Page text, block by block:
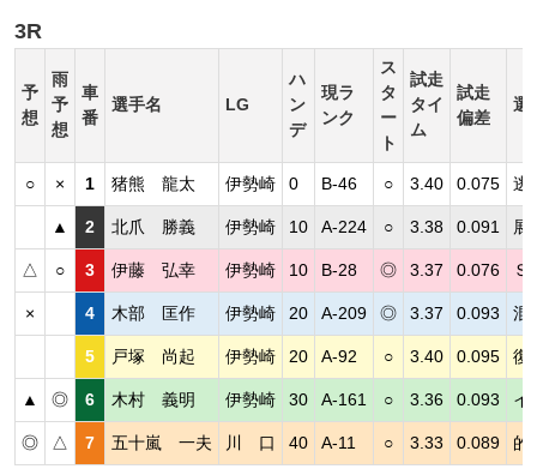
3R
予
想
雨
予
想
車
番
選手名 LG
ハ
ン
デ
現ラ
ンク
ス
タ
ー
ト
試走
タイ
ム
試走
偏差
選
○ × 1 猪熊 龍太 伊勢崎 0 B-46 ○ 3.40 0.075 逃
▲ 2 北爪 勝義 伊勢崎 10 A-224 ○ 3.38 0.091 展
△ ○ 3 伊藤 弘幸 伊勢崎 10 B-28 ◎ 3.37 0.076 Ｓ
× 4 木部 匡作 伊勢崎 20 A-209 ◎ 3.37 0.093 混
5 戸塚 尚起 伊勢崎 20 A-92 ○ 3.40 0.095 復
▲ ◎ 6 木村 義明 伊勢崎 30 A-161 ○ 3.36 0.093 イ
◎ △ 7 五十嵐 一夫 川 口 40 A-11 ○ 3.33 0.089 的